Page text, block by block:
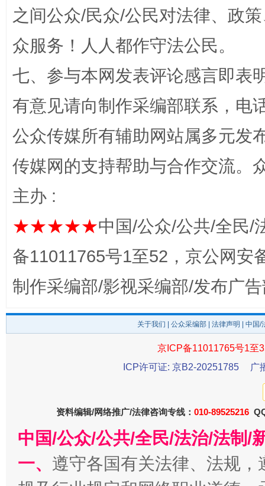
完善运行机制助力责任有效落实 一纸欠
东山县通报“牛蛙产品抗生素超标问题” 法
千年窑火 生生不息
之间公众/民众/公民对法律、政
众服务！人人都作守法公民。
七、参与本网发表评论感言即表
有意见请向制作采编部联系，电
公众传媒所有辅助网站属多元发
传媒网的支持帮助与合作交流。
主办 :
★★★★★中国/公众/公共/全民/
备11011765号1至52，京公网安
制作采编部/影视采编部/发布广
关于我们 公众采编部 法律声明 | 中国
京ICP备11011765号1至
ICP许可证: 京B2-20251785
广
资料编辑/网络推广/法律咨询专线： 010-89525216
中国/公众/公共/全民/法治/法制/
一、 遵守各国有关法律、法规